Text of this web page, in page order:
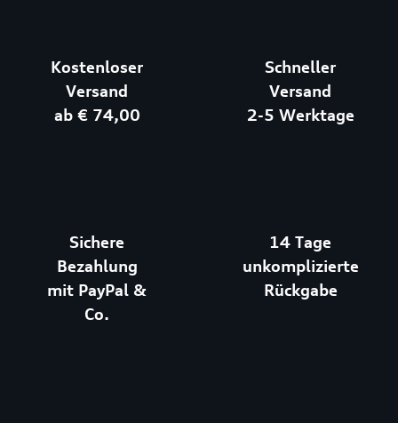
Kostenloser
Versand
ab € 74,00
Schneller
Versand
2-5 Werktage
Sichere
Bezahlung
mit PayPal &
Co.
14 Tage
unkomplizierte
Rückgabe